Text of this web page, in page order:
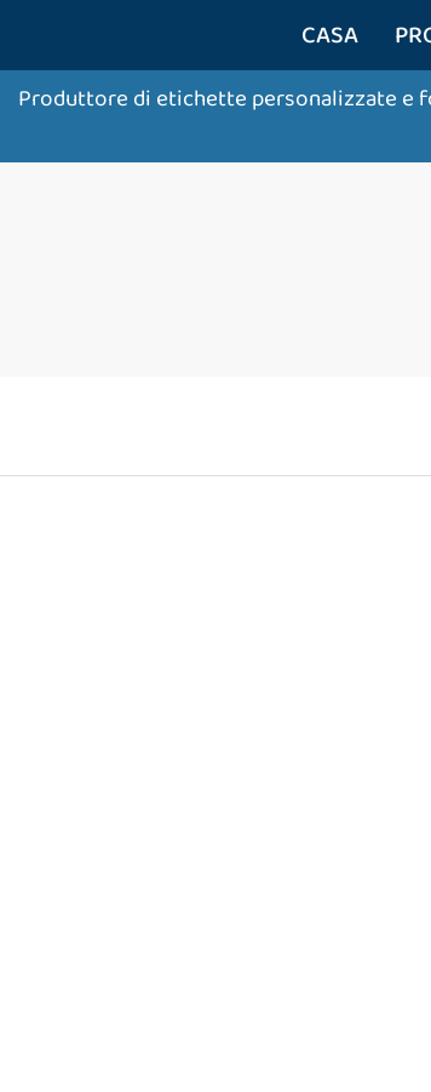
CASA
Produttore di etichette personalizzate e